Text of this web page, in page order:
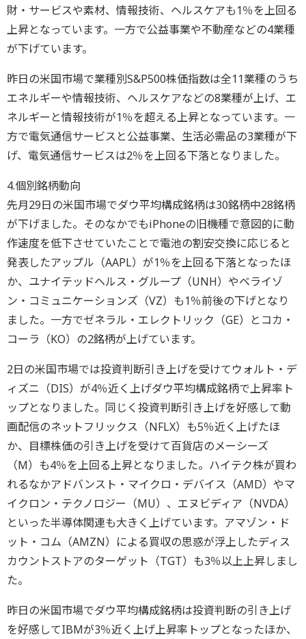
財・サービスや素材、情報技術、ヘルスケアも1％を上回る
上昇となっています。一方で公益事業や不動産などの4業種
が下げています。
昨日の米国市場で業種別S&P500株価指数は全11業種のうち
エネルギーや情報技術、ヘルスケアなどの8業種が上げ、エ
ネルギーと情報技術が1％を超える上昇となっています。一
方で電気通信サービスと公益事業、生活必需品の3業種が下
げ、電気通信サービスは2％を上回る下落となりました。
4.個別銘柄動向
先月29日の米国市場でダウ平均構成銘柄は30銘柄中28銘柄
が下げました。そのなかでもiPhoneの旧機種で意図的に動
作速度を低下させていたことで電池の割安交換に応じると
発表したアップル（AAPL）が1％を上回る下落となったほ
か、ユナイテッドヘルス・グループ（UNH）やベライゾ
ン・コミュニケーションズ（VZ）も1％前後の下げとなり
ました。一方でゼネラル・エレクトリック（GE）とコカ・
コーラ（KO）の2銘柄が上げています。
2日の米国市場では投資判断引き上げを受けてウォルト・デ
ィズニ（DIS）が4％近く上げダウ平均構成銘柄で上昇率ト
ップとなりました。同じく投資判断引き上げを好感して動
画配信のネットフリックス（NFLX）も5％近く上げたほ
か、目標株価の引き上げを受けて百貨店のメーシーズ
（M）も4％を上回る上昇となりました。ハイテク株が買わ
れるなかアドバンスト・マイクロ・デバイス（AMD）やマ
イクロン・テクノロジー（MU）、エヌビディア（NVDA）
といった半導体関連も大きく上げています。アマゾン・ド
ット・コム（AMZN）による買収の思惑が浮上したディス
カウントストアのターゲット（TGT）も3％以上上昇しまし
た。
昨日の米国市場でダウ平均構成銘柄は投資判断の引き上げ
を好感してIBMが3％近く上げ上昇率トップとなったほか、